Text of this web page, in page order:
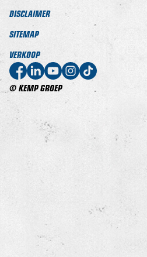
© KEMP GROEP
DISCLAIMER
SITEMAP
VERKOOP